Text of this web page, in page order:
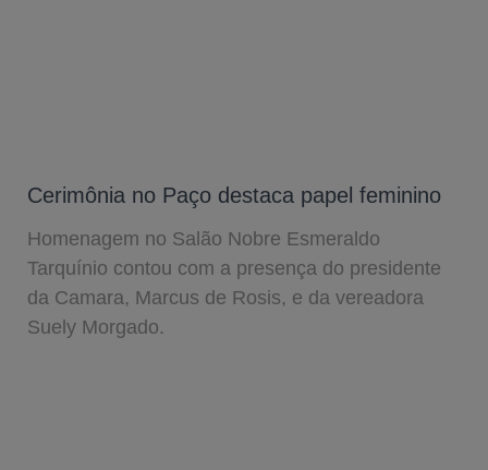
Cerimônia no Paço destaca papel feminino
Homenagem no Salão Nobre Esmeraldo
Tarquínio contou com a presença do presidente
da Camara, Marcus de Rosis, e da vereadora
Suely Morgado.